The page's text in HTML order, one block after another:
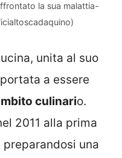
la sua malattia-
unita al suo
a essere
culinario.
2011 alla prima
preparandosi una